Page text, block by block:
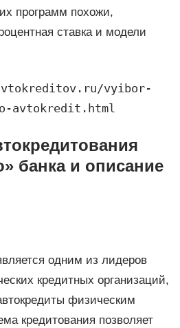
программ похожи,
ставка и модели
vyibor-
avtokredit.html
банка и описание
одним из лидеров
кредитных организаций,
физическим
кредитования позволяет